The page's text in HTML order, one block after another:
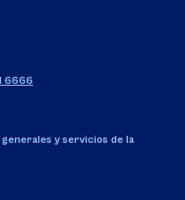
6666
y servicios de la